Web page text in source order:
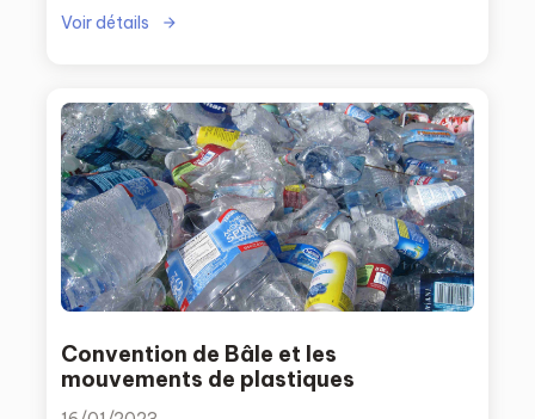
Voir détails
Convention de Bâle et les
mouvements de plastiques